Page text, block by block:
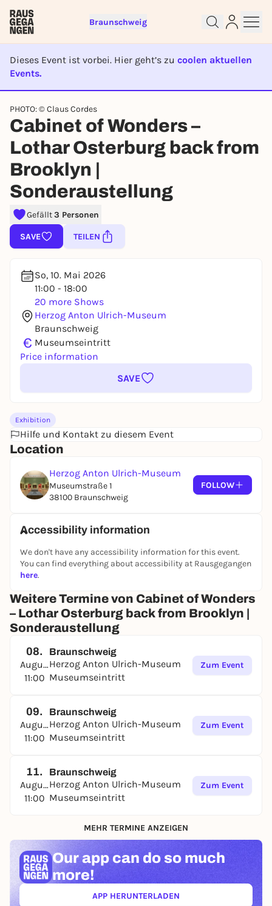
Braunschweig
Dieses Event ist vorbei. Hier geht’s zu coolen aktuellen
Events.
EVENT IST BEENDET
PHOTO: © Claus Cordes
Cabinet of Wonders –
Lothar Osterburg back from
Brooklyn |
Sonderaustellung
Gefällt3 Personen
SAVE TEILEN
So, 10. Mai 2026
11:00 - 18:00
20 more Shows
Herzog Anton Ulrich-Museum
Braunschweig
€ Museumseintritt
Price information
SAVE
Exhibition
Hilfe und Kontakt zu diesem Event
Location
Herzog Anton Ulrich-Museum
Museumstraße 1
38100 Braunschweig
FOLLOW
Accessibility information
We don't have any accessibility information for this event.
You can find everything about accessibility at Rausgegangen
here.
Weitere Termine von Cabinet of Wonders
– Lothar Osterburg back from Brooklyn |
Sonderaustellung
08.
August
11:00
Braunschweig
Herzog Anton Ulrich-Museum
Museumseintritt
Zum Event
09.
August
11:00
Braunschweig
Herzog Anton Ulrich-Museum
Museumseintritt
Zum Event
11.
August
11:00
Braunschweig
Herzog Anton Ulrich-Museum
Museumseintritt
Zum Event
MEHR TERMINE ANZEIGEN
Our app can do so much
more!
APP HERUNTERLADEN(ÖFFNET IN NEUEM TAB)
To like events, follow pages, or participate in
lotteries, you need a free Rausgegangen account.
REGISTER FOR FREE NOW
You already have an account?